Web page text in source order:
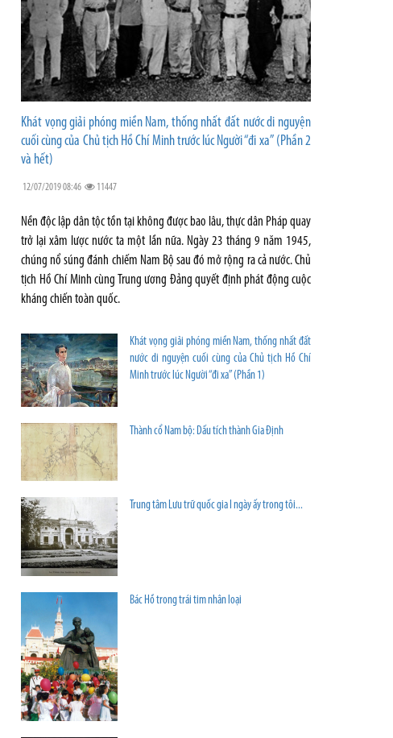
Khát vọng giải phóng miền Nam, thống nhất đất nước di nguyện
cuối cùng của Chủ tịch Hồ Chí Minh trước lúc Người “đi xa” (Phần 2
và hết)
12/07/2019 08:46 11447
Nền độc lập dân tộc tồn tại không được bao lâu, thực dân Pháp quay
trở lại xâm lược nước ta một lần nữa. Ngày 23 tháng 9 năm 1945,
chúng nổ súng đánh chiếm Nam Bộ sau đó mở rộng ra cả nước. Chủ
tịch Hồ Chí Minh cùng Trung ương Đảng quyết định phát động cuộc
kháng chiến toàn quốc.
Khát vọng giải phóng miền Nam, thống nhất đất
nước di nguyện cuối cùng của Chủ tịch Hồ Chí
Minh trước lúc Người “đi xa” (Phần 1)
Thành cổ Nam bộ: Dấu tích thành Gia Định
Trung tâm Lưu trữ quốc gia I ngày ấy trong tôi...
Bác Hồ trong trái tim nhân loại